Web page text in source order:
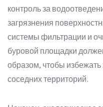
контроль за
загрязнения
системы фильтрации и
буровой площадки
образом, чтобы
соседних территорий.